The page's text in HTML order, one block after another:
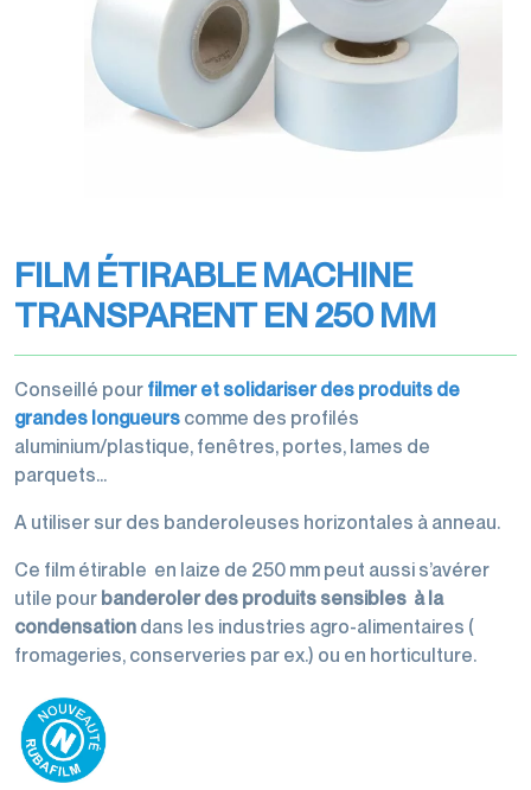
étirables
Films
de
protection,
housses,
coiffes
transports
adhésifs
Cerclage
palettisation
Filmeuses
manuelles
Machines
d'emballage
FILM ÉTIRABLE MACHINE
TRANSPARENT EN 250 MM
Conseillé pour filmer et solidariser des produits de
grandes longueurs comme des profilés
aluminium/plastique, fenêtres, portes, lames de
parquets…
A utiliser sur des banderoleuses horizontales à anneau.
Ce film étirable en laize de 250 mm peut aussi s’avérer
utile pour banderoler des produits sensibles à la
condensation dans les industries agro-alimentaires (
fromageries, conserveries par ex.) ou en horticulture.